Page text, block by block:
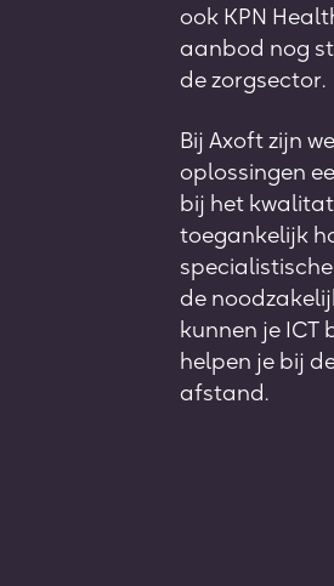
ook KPN
aanbod nog
de zorgsector.
Bij Axoft zijn
oplossingen
bij het
toegankelijk
de
kunnen je ICT
helpen je bij
afstand.